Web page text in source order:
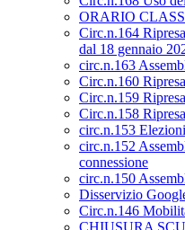
ORARIO
Circ.n.164
dal 18 gennaio
circ.n.163
Circ.n.160
Circ.n.159
Circ.n.158
circ.n.153
circ.n.152
connessione
circ.n.150
Disservizio
Circ.n.146